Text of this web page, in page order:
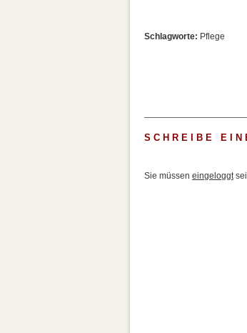
Schlagworte: Pflege
SCHREIBE
Sie müssen eingeloggt